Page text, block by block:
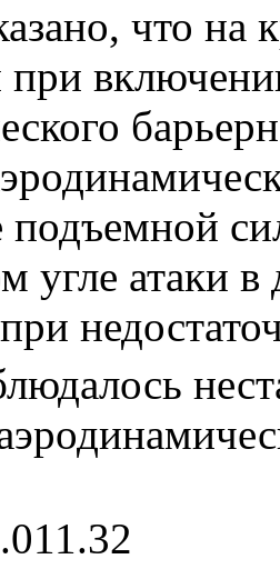
что на
при
подъемной
угле атаки
при